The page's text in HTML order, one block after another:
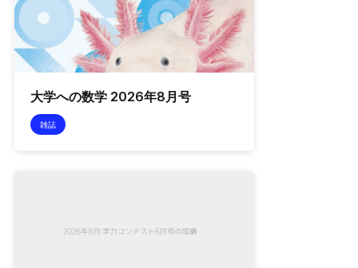
大学への数学 2026年8月号
雑誌